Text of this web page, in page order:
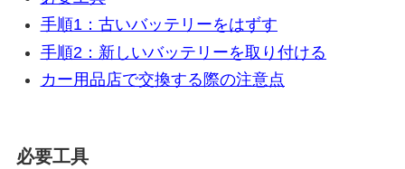
手順1：古いバッテリーをはずす
手順2：新しいバッテリーを取り付ける
カー用品店で交換する際の注意点
必要工具